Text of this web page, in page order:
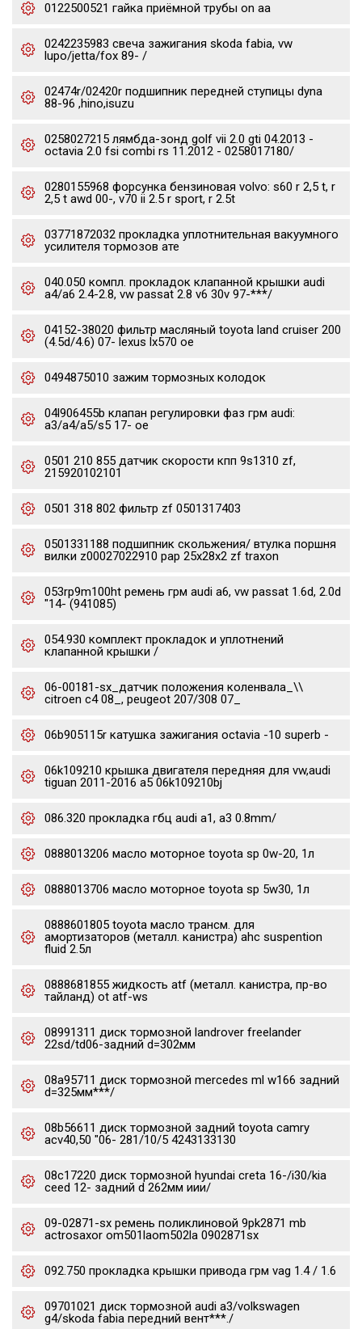
0122500521 гайка приёмной трубы on aa
0242235983 свеча зажигания skoda fabia, vw
lupo/jetta/fox 89- /
02474r/02420r подшипник передней ступицы dyna
88-96 ,hino,isuzu
0258027215 лямбда-зонд golf vii 2.0 gti 04.2013 -
octavia 2.0 fsi combi rs 11.2012 - 0258017180/
0280155968 форсунка бензиновая volvo: s60 r 2,5 t, r
2,5 t awd 00-, v70 ii 2.5 r sport, r 2.5t
03771872032 прокладка уплотнительная вакуумного
усилителя тормозов ате
040.050 компл. прокладок клапанной крышки audi
a4/a6 2.4-2.8, vw passat 2.8 v6 30v 97-***/
04152-38020 фильтр масляный toyota land cruiser 200
(4.5d/4.6) 07- lexus lx570 oe
0494875010 зажим тормозных колодок
04l906455b клапан регулировки фаз грм audi:
a3/a4/a5/s5 17- oe
0501 210 855 датчик скорости кпп 9s1310 zf,
215920102101
0501 318 802 фильтр zf 0501317403
0501331188 подшипник скольжения/ втулка поршня
вилки z00027022910 pap 25x28x2 zf traxon
053rp9m100ht ремень грм audi a6, vw passat 1.6d, 2.0d
"14- (941085)
054.930 комплект прокладок и уплотнений
клапанной крышки /
06-00181-sx_датчик положения коленвала_\\
citroen c4 08_, peugeot 207/308 07_
06b905115r катушка зажигания octavia -10 superb -
06k109210 крышка двигателя передняя для vw,audi
tiguan 2011-2016 a5 06k109210bj
086.320 прокладка гбц audi a1, a3 0.8mm/
0888013206 масло моторное toyota sp 0w-20, 1л
0888013706 масло моторное toyota sp 5w30, 1л
0888601805 toyota масло трансм. для
амортизаторов (металл. канистра) ahc suspention
fluid 2.5л
0888681855 жидкость atf (металл. канистра, пр-во
тайланд) ot atf-ws
08991311 диск тормозной landrover freelander
22sd/td06-задний d=302мм
08a95711 диск тормозной mercedes ml w166 задний
d=325мм***/
08b56611 диск тормозной задний toyota camry
acv40,50 "06- 281/10/5 4243133130
08c17220 диск тормозной hyundai creta 16-/i30/kia
ceed 12- задний d 262мм иии/
09-02871-sx ремень поликлиновой 9pk2871 mb
actrosaxor om501laom502la 0902871sx
092.750 прокладка крышки привода грм vag 1.4 / 1.6
09701021 диск тормозной audi a3/volkswagen
g4/skoda fabia передний вент***./